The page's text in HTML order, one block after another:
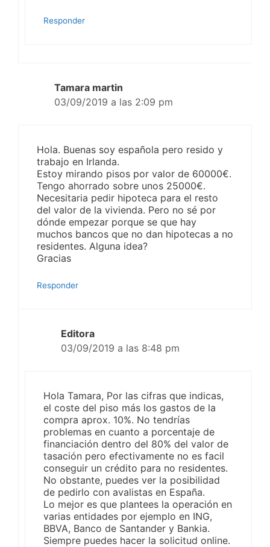
Responder
Tamara martin
03/09/2019 a las 2:09 pm
Hola. Buenas soy española pero resido y
trabajo en Irlanda.
Estoy mirando pisos por valor de 60000€.
Tengo ahorrado sobre unos 25000€.
Necesitaria pedir hipoteca para el resto
del valor de la vivienda. Pero no sé por
dónde empezar porque se que hay
muchos bancos que no dan hipotecas a no
residentes. Alguna idea?
Gracias
Responder
Editora
03/09/2019 a las 8:48 pm
Hola Tamara, Por las cifras que indicas,
el coste del piso más los gastos de la
compra aprox. 10%. No tendrías
problemas en cuanto a porcentaje de
financiación dentro del 80% del valor de
tasación pero efectivamente no es facil
conseguir un crédito para no residentes.
No obstante, puedes ver la posibilidad
de pedirlo con avalistas en España.
Lo mejor es que plantees la operación en
varias entidades por ejemplo en ING,
BBVA, Banco de Santander y Bankia.
Siempre puedes hacer la solicitud online.